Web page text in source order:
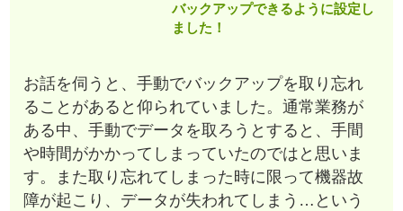
バックアップできるように設定し
ました！
お話を伺うと、手動でバックアップを取り忘れ
ることがあると仰られていました。通常業務が
ある中、手動でデータを取ろうとすると、手間
や時間がかかってしまっていたのではと思いま
す。また取り忘れてしまった時に限って機器故
障が起こり、データが失われてしまう…という